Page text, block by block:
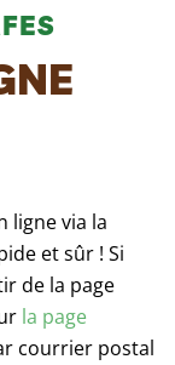
ligne via la
et sûr ! Si
de la page
la page
courrier postal